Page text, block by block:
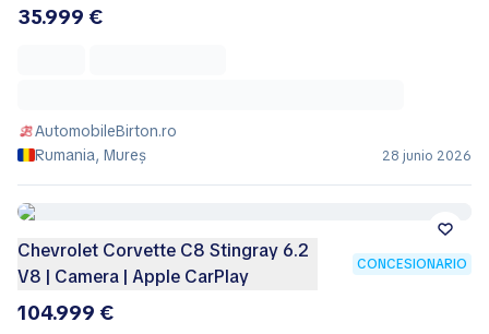
35.999 €
AutomobileBirton.ro
Rumania, Mureș
28 junio 2026
Chevrolet Corvette C8 Stingray 6.2
V8 | Camera | Apple CarPlay
CONCESIONARIO
104.999 €